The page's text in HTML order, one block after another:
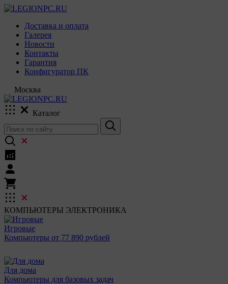
Доставка и оплата
Галерея
Новости
Контакты
Гарантия
Конфигуратор ПК
Москва
Каталог
КОМПЬЮТЕРЫ ЭЛЕКТРОНИКА
Игровые
Компьютеры от 77 890 рублей
Для дома
Компьютеры для базовых задач